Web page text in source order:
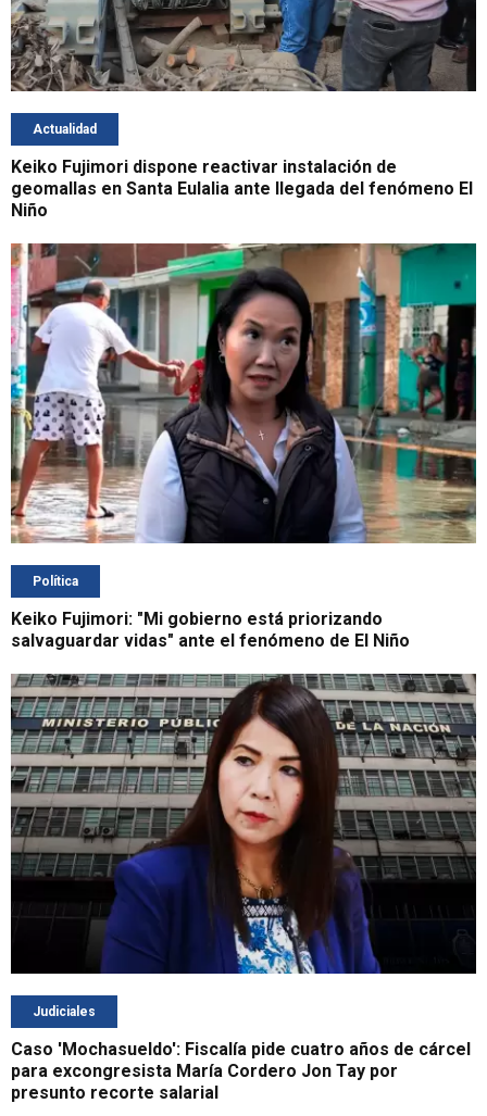
Actualidad
Keiko Fujimori dispone reactivar instalación de
geomallas en Santa Eulalia ante llegada del fenómeno El
Niño
Política
Keiko Fujimori: "Mi gobierno está priorizando
salvaguardar vidas" ante el fenómeno de El Niño
Judiciales
Caso 'Mochasueldo': Fiscalía pide cuatro años de cárcel
para excongresista María Cordero Jon Tay por
presunto recorte salarial